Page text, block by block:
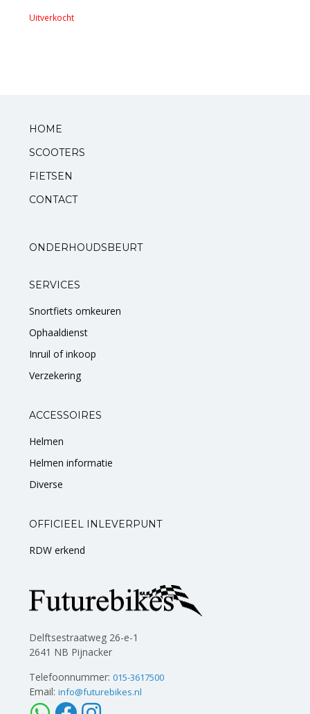
Zadels
Variateurs
Verlichting
Uitverkocht
HOME
SCOOTERS
FIETSEN
CONTACT
ONDERHOUDSBEURT
SERVICES
Snortfiets omkeuren
Ophaaldienst
Inruil of inkoop
Verzekering
ACCESSOIRES
Helmen
Helmen informatie
Diverse
OFFICIEEL INLEVERPUNT
RDW erkend
Delftsestraatweg 26-e-1
2641 NB Pijnacker
Telefoonnummer: 015-3617500
Email: info@futurebikes.nl